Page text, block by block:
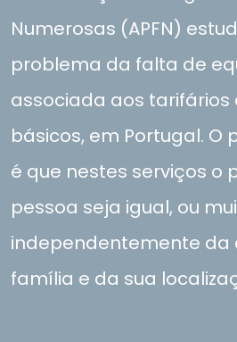
Numerosas (APFN)
problema da falta de
associada aos tarifários
básicos, em Portugal. O
é que nestes serviços o
pessoa seja igual, ou
independentemente da
família e da sua